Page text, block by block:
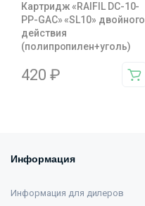
Картридж «RAIFIL DC-10-
PP-GAC» «SL10» двойного
действия
(полипропилен+уголь)
420 ₽
Информация
Информация для дилеров